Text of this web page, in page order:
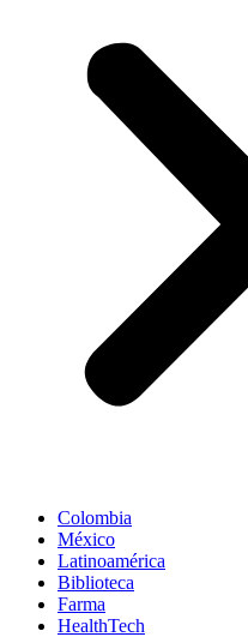
Colombia
México
Latinoamérica
Biblioteca
Farma
HealthTech